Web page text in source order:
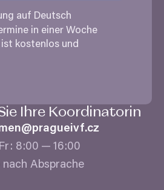
auf Deutsch
in einer Woche
kostenlos und
Ihre Koordinatorin
8:00 — 16:00
nach Absprache